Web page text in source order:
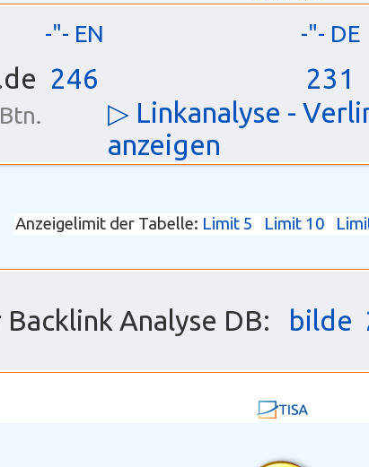
-"- EN -"- DE
246 231
▷ Linkanalyse -
anzeigen
Anzeigelimit der Tabelle: Limit 5 Limit 10
Analyse DB: bilde